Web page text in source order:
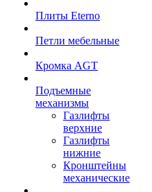
Плиты Eterno
Петли мебельные
Кромка AGT
Подъемные
механизмы
Газлифты
верхние
Газлифты
нижние
Кронштейны
механические